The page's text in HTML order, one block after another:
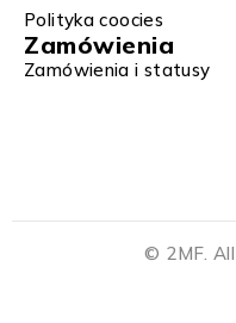
Polityka coocies
Zamówienia
Zamówienia i statusy
© 2MF.